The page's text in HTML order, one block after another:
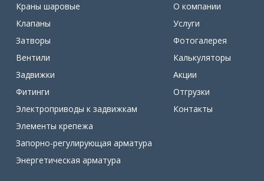
Краны шаровые
Клапаны
Затворы
Вентили
Задвижки
Фитинги
Электроприводы к задвижкам
Элементы крепежа
Запорно-регулирующая арматура
Энергетическая арматура
О компании
Услуги
Фотогалерея
Калькуляторы
Акции
Отгрузки
Контакты